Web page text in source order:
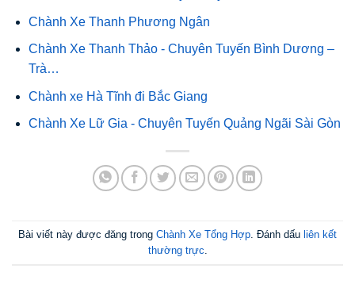
Chành Xe Thanh Phương Ngân
Chành Xe Thanh Thảo - Chuyên Tuyến Bình Dương –
Trà…
Chành xe Hà Tĩnh đi Bắc Giang
Chành Xe Lữ Gia - Chuyên Tuyến Quảng Ngãi Sài Gòn
Bài viết này được đăng trong Chành Xe Tổng Hợp . Đánh dấu liên kết
thường trực